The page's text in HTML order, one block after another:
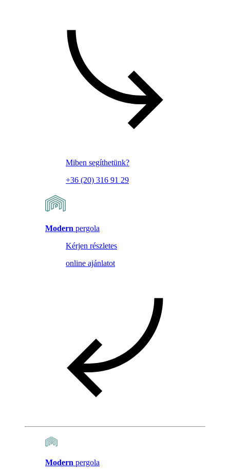
Miben segíthetünk?
+36 (20) 316 91 29
Modern pergola
Kérjen részletes
online ajánlatot
Modern pergola